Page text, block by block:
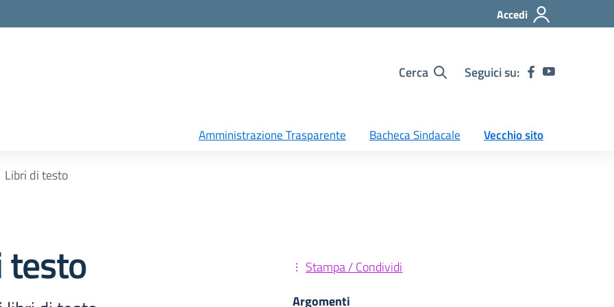
Accedi
Cerca Seguici su:
Amministrazione Trasparente Bacheca Sindacale Vecchio sito
Libri di testo
testo
Stampa / Condividi
Argomenti